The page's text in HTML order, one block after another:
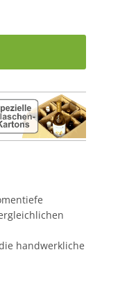
Wert ein
handwerkliche